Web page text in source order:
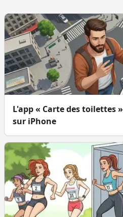
L'app « Carte des toilettes
sur iPhone